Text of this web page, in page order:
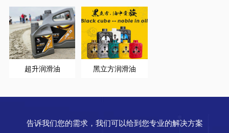
超升润滑油 黑立方润滑油
告诉我们您的需求，我们可以给到您专业的解决方案